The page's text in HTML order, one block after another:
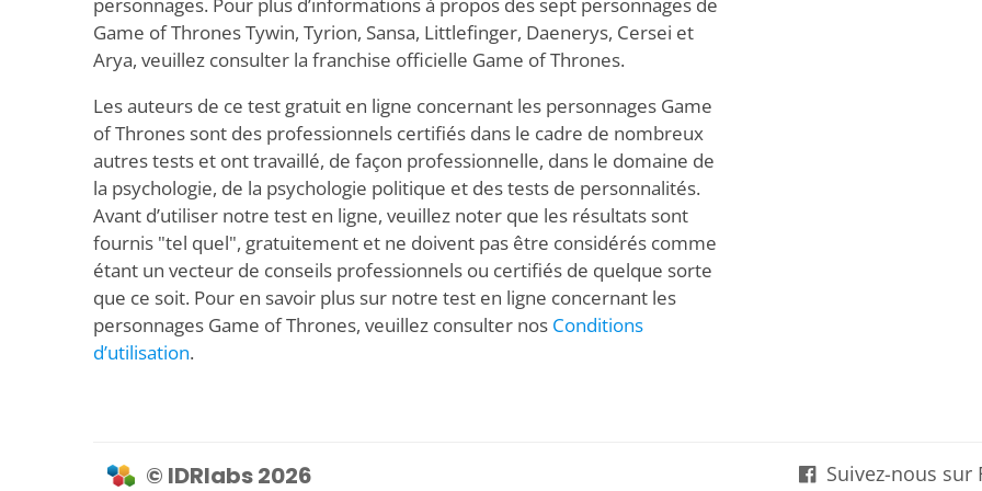
personnages. Pour plus d’informations à propos des sept personnages de
Game of Thrones Tywin, Tyrion, Sansa, Littlefinger, Daenerys, Cersei et
Arya, veuillez consulter la franchise officielle Game of Thrones.
Les auteurs de ce test gratuit en ligne concernant les personnages Game
of Thrones sont des professionnels certifiés dans le cadre de nombreux
autres tests et ont travaillé, de façon professionnelle, dans le domaine de
la psychologie, de la psychologie politique et des tests de personnalités.
Avant d’utiliser notre test en ligne, veuillez noter que les résultats sont
fournis "tel quel", gratuitement et ne doivent pas être considérés comme
étant un vecteur de conseils professionnels ou certifiés de quelque sorte
que ce soit. Pour en savoir plus sur notre test en ligne concernant les
personnages Game of Thrones, veuillez consulter nos Conditions
d’utilisation.
© IDRlabs 2026 Suivez-nous sur